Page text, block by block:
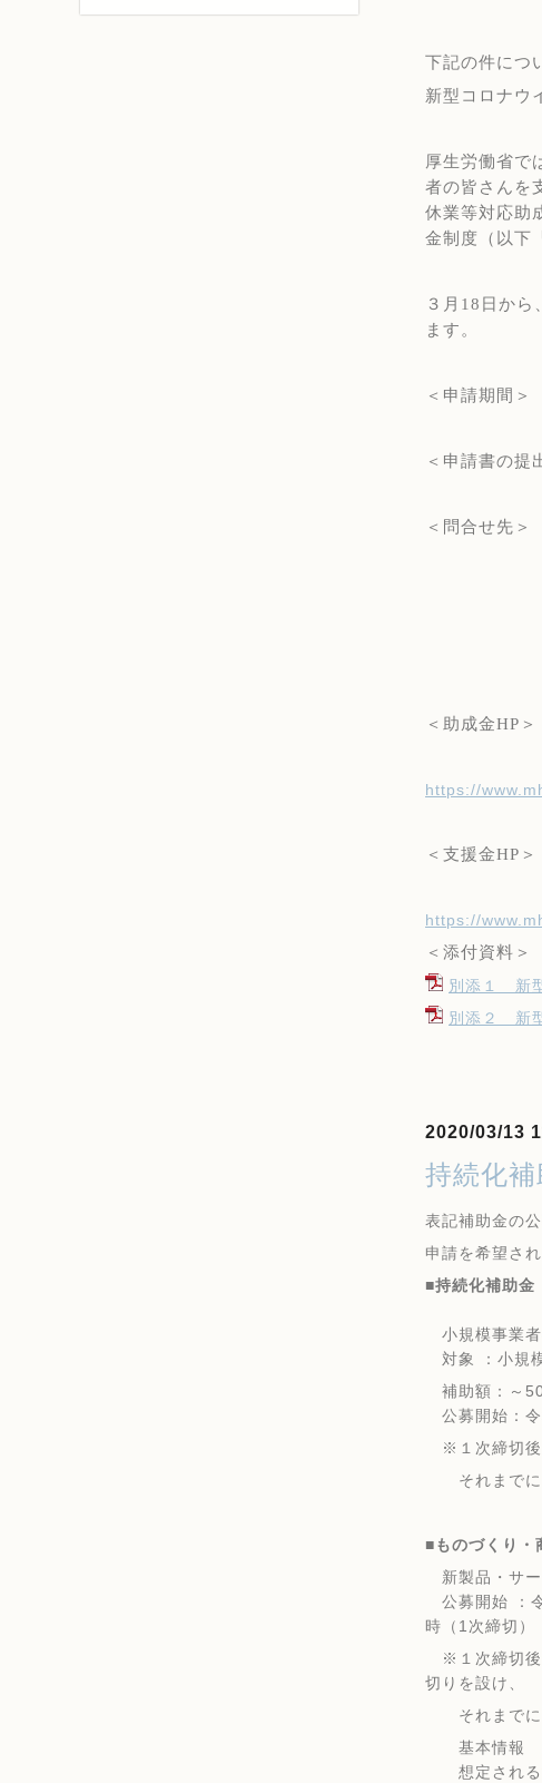
下記の件につ
新型コロナウ
厚生労働省で
者の皆さんを
休業等対応助
金制度（以下
３月 18 日から
ます。
＜申請期間＞
＜申請書の提
＜問合せ先＞
＜助成金HP ＞
https://
＜支援金HP ＞
https://
＜添付資料＞
別添１ 新
別添２ 新
2020/03/13
持続化
表記補助金の
申請を希望さ
■持続化補助金
小規模事業者
対象 ：小規
補助額：～
公募開始：令
※１次締切後
それまでに申
■ものづくり・
新製品・サー
公募開始 ：
時（1次締切）
※１次締切後
切りを設け、
それまでに申
基本情報
想定される